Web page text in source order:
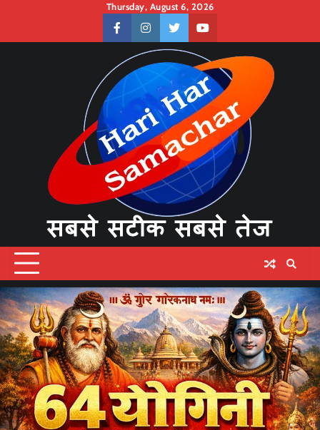
content
Thursday, August 6, 2026
facebookinstagramtwitteryoutube